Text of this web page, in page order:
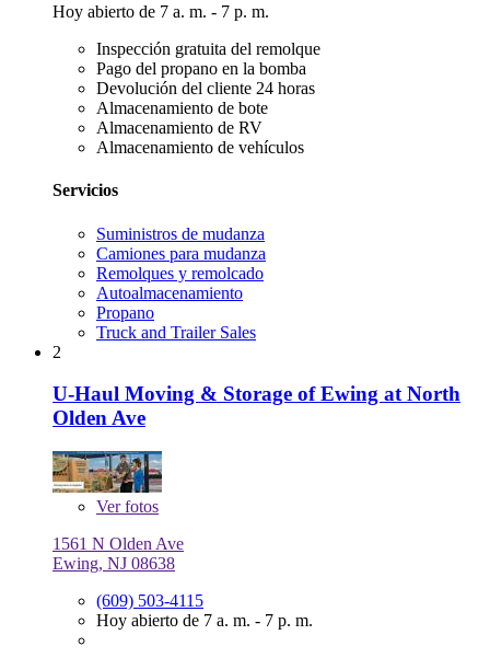
Hoy abierto de 7 a. m. - 7 p. m.
Inspección gratuita del remolque
Pago del propano en la bomba
Devolución del cliente 24 horas
Almacenamiento de bote
Almacenamiento de RV
Almacenamiento de vehículos
Servicios
Suministros de mudanza
Camiones para mudanza
Remolques y remolcado
Autoalmacenamiento
Propano
Truck and Trailer Sales
2
U-Haul Moving & Storage of Ewing at North
Olden Ave
Verfotos
1561 N Olden Ave
Ewing, NJ 08638
(609) 503-4115
Hoy abierto de 7 a. m. - 7 p. m.